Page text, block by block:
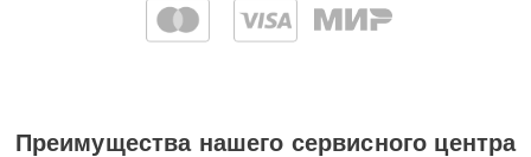
Преимущества нашего сервисного центра